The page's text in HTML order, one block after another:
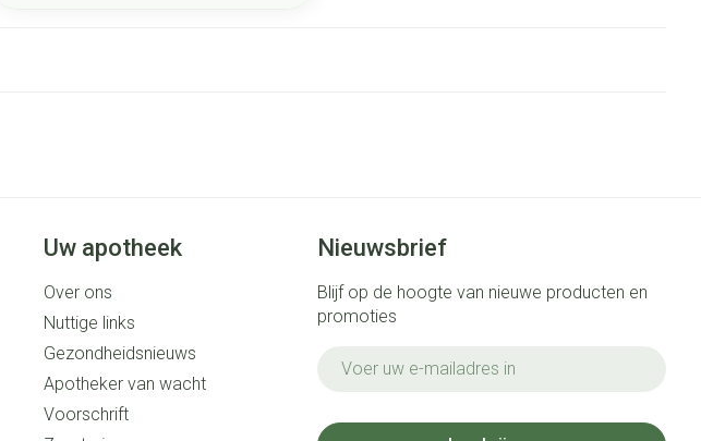
Uw apotheek
Over ons
Nuttige links
Gezondheidsnieuws
Apotheker van wacht
Voorschrift
Nieuwsbrief
Blijf op de hoogte van nieuwe producten en
promoties